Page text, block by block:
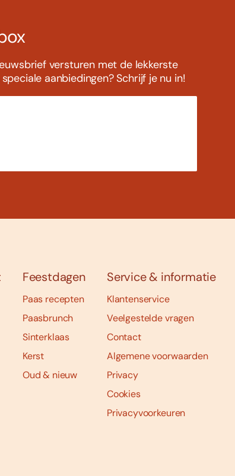
versturen met de lekkerste
aanbiedingen? Schrijf je nu in!
Feestdagen
Paas recepten
Paasbrunch
Sinterklaas
Kerst
Oud & nieuw
Service & informatie
Klantenservice
Veelgestelde vragen
Contact
Algemene voorwaarden
Privacy
Cookies
Privacyvoorkeuren